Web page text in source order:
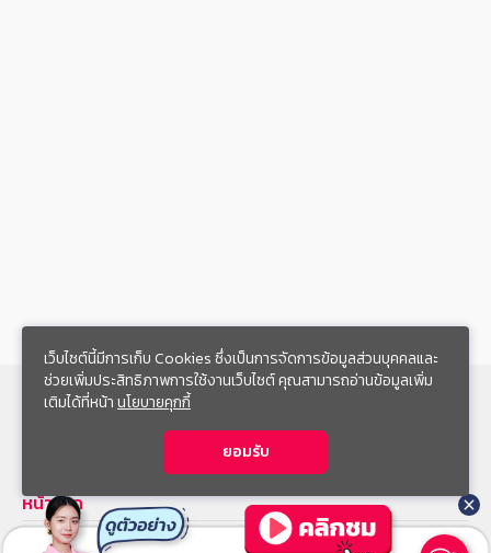
เว็บไซต์นี้มีการเก็บ Cookies ซึ่งเป็นการจัดการข้อมูลส่วนบุคคลและ
ช่วยเพิ่มประสิทธิภาพการใช้งานเว็บไซต์ คุณสามารถอ่านข้อมูลเพิ่ม
เติมได้ที่หน้านโยบายคุกกี้
ยอมรับ
สมัครเรียนคอร์สออนไลน์
หน้าแรก
คอร์สเรียนออนไลน์